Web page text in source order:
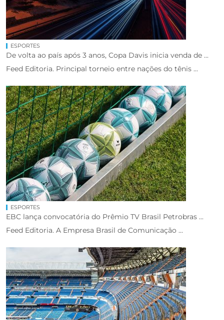
ESPORTES
De volta ao país após 3 anos, Copa Davis inicia venda de ...
Feed Editoria. Principal torneio entre nações do tênis ...
ESPORTES
EBC lança convocatória do Prêmio TV Brasil Petrobras ...
Feed Editoria. A Empresa Brasil de Comunicação ...